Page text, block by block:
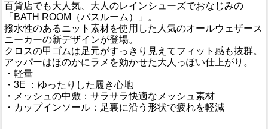
百貨店でも大人気、大人のレインシューズでおなじみの
「BATH ROOM（バスルーム）」。
撥水性のあるニット素材を使用した人気のオールウェザース
ニーカーの新デザインが登場。
クロスの甲ゴムは足元がすっきり見えてフィット感も抜群。
アッパーはほのかにラメを効かせた大人っぽい仕上がり。
・軽量
・3E ：ゆったりした履き心地
・メッシュの中敷：サラサラ快適なメッシュ素材
・カップインソール：足裏に沿う形状で疲れを軽減